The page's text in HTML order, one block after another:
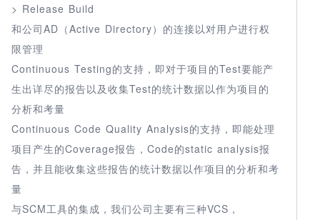
> Release Build
和公司AD（Active Directory）的连接以对用户进行权
限管理
Continuous Testing的支持，即对于项目的Test要能产
生出详尽的报告以及收集Test的统计数据以作为项目的
分析和考量
Continuous Code Quality Analysis的支持，即能处理
项目产生的Coverage报告，Code的static analysis报
告，并且能收集这些报告的统计数据以作项目的分析和考
量
与SCM工具的集成，我们公司主要有三种VCS，